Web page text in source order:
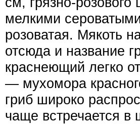
мелкими
розоватая. Мякоть
отсюда и название
краснеющий легко
— мухомора
гриб широко
чаще встречается в